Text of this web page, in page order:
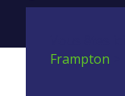
Frampton